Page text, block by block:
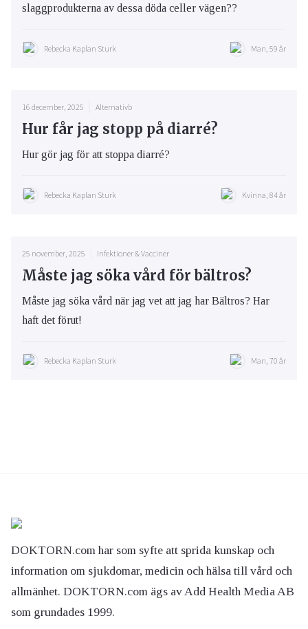
slaggprodukterna av dessa döda celler vägen??
Rebecka Kaplan Sturk Man, 59 år
16 december, 2025 Alternativb
Hur får jag stopp på diarré?
Hur gör jag för att stoppa diarré?
Rebecka Kaplan Sturk Kvinna, 84 år
25 november, 2025 Infektioner & Vacciner
Måste jag söka vård för bältros?
Måste jag söka vård när jag vet att jag har Bältros? Har
haft det förut!
Rebecka Kaplan Sturk Man, 70 år
DOKTORN.com har som syfte att sprida kunskap och
information om sjukdomar, medicin och hälsa till vård och
allmänhet. DOKTORN.com ägs av Add Health Media AB
som grundades 1999.